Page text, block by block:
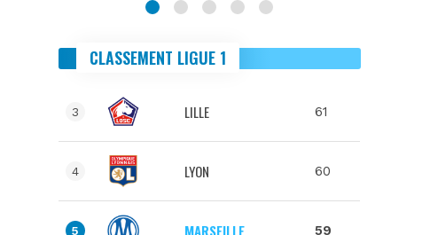
CLASSEMENT LIGUE 1
3 LILLE 61
4 LYON 60
5 MARSEILLE 59